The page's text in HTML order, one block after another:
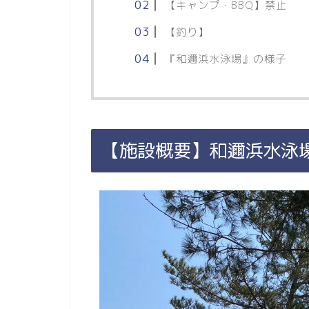
【キャンプ・BBQ】禁止
【釣り】
『和邇浜水泳場』の様子
【施設概要】和邇浜水泳